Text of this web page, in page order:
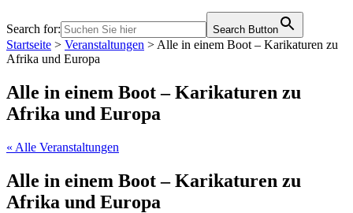
Search for: Search Button
Startseite > Veranstaltungen > Alle in einem Boot – Karikaturen zu
Afrika und Europa
Alle in einem Boot – Karikaturen zu
Afrika und Europa
« Alle Veranstaltungen
Alle in einem Boot – Karikaturen zu
Afrika und Europa